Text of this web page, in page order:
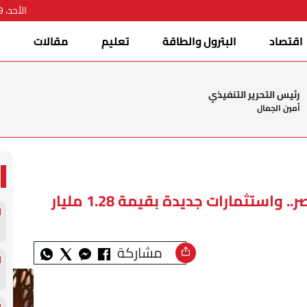
الأحد، 09 أغسطس 2026
اقتصاد البترول والطاقة تعليم مقالات
رئيس التحرير التنفيذي
أمين الجمال
كوكاكولا تفتتح مركزًا رقميًا في مصر.. واستثمارات جديدة بقيمة 1.28 مليار
مشاركة